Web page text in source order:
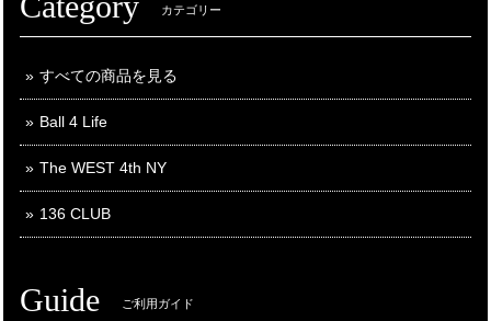
カテゴリー
すべての商品を見る
Ball 4 Life
The WEST 4th NY
136 CLUB
Guide ご利用ガイド